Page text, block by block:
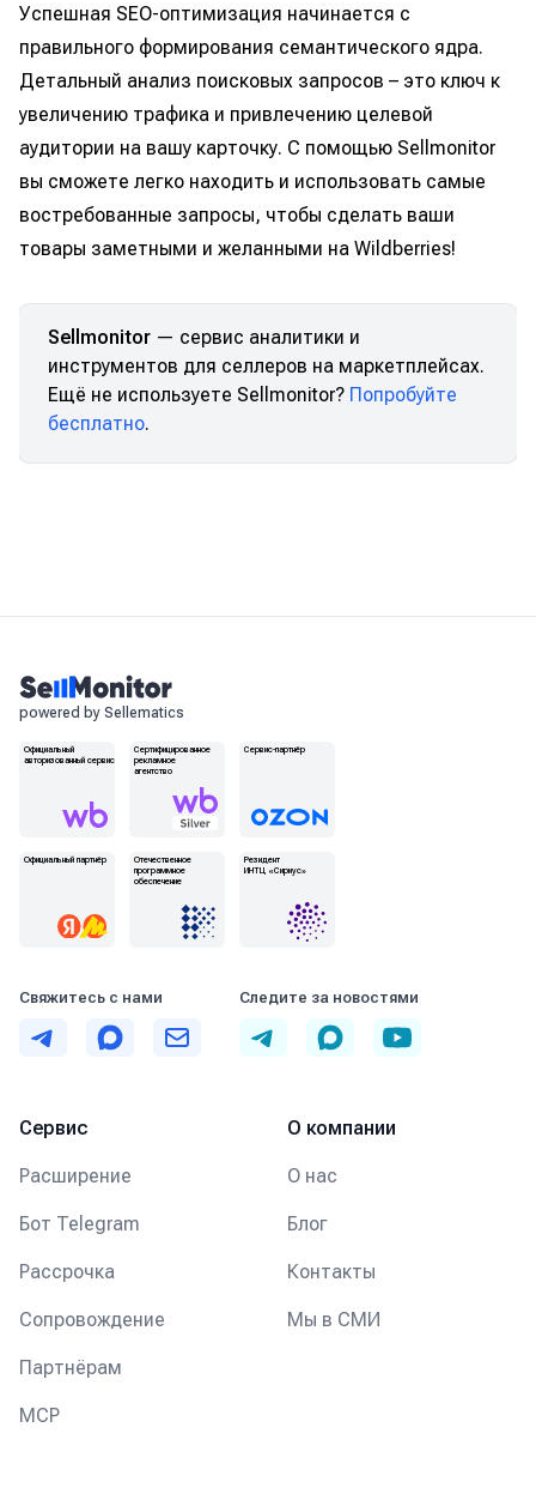
Успешная SEO-оптимизация начинается с
правильного формирования семантического ядра.
Детальный анализ поисковых запросов – это ключ к
увеличению трафика и привлечению целевой
аудитории на вашу карточку. С помощью Sellmonitor
вы сможете легко находить и использовать самые
востребованные запросы, чтобы сделать ваши
товары заметными и желанными на Wildberries!
Sellmonitor — сервис аналитики и
инструментов для селлеров на маркетплейсах.
Ещё не используете Sellmonitor? Попробуйте
бесплатно.
powered by Sellematics
Официальный
авторизованный сервис
Сертифицированное
рекламное
агентство
Сервис-партнёр
Официальный партнёр
Отечественное
программное
обеспечение
Резидент
ИНТЦ «Сириус»
Свяжитесь с нами
TelegramMAX Email
Следите за новостями
TelegramMAX YouTube
Сервис
Расширение
Бот Telegram
Рассрочка
Сопровождение
Партнёрам
MCP
О компании
О нас
Блог
Контакты
Мы в СМИ